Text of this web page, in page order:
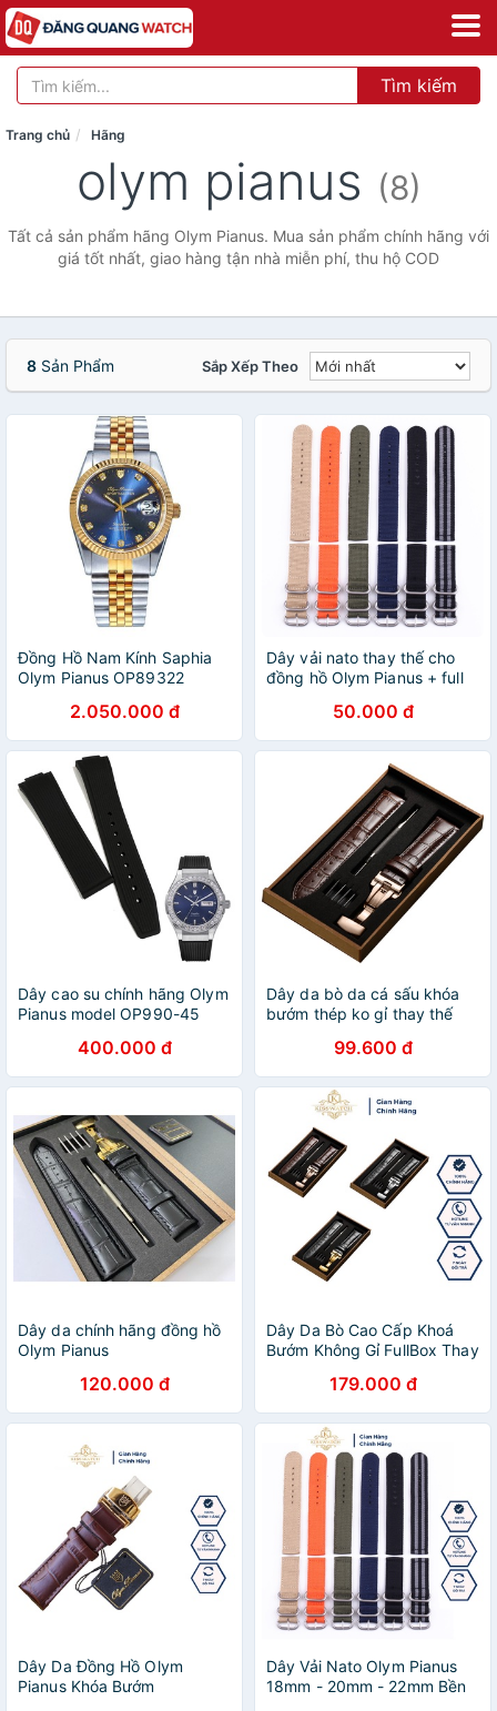
Tìm kiếm
Trang chủ Hãng
olym pianus (8)
Tất cả sản phẩm hãng Olym Pianus. Mua sản phẩm chính hãng với
giá tốt nhất, giao hàng tận nhà miễn phí, thu hộ COD
8 Sản Phẩm Sắp Xếp Theo
Đồng Hồ Nam Kính Saphia
Olym Pianus OP89322
2.050.000 đ
Dây vải nato thay thế cho
đồng hồ Olym Pianus + full
50.000 đ
Dây cao su chính hãng Olym
Pianus model OP990-45
400.000 đ
Dây da bò da cá sấu khóa
bướm thép ko gỉ thay thế
full hộp, cụng cụ
99.600 đ
Dây da chính hãng đồng hồ
Olym Pianus
120.000 đ
Dây Da Bò Cao Cấp Khoá
Bướm Không Gỉ FullBox Thay
Đeo Tay Olym Pianus
179.000 đ
Dây Da Đồng Hồ Olym
Pianus Khóa Bướm
Dây Vải Nato Olym Pianus
18mm - 20mm - 22mm Bền